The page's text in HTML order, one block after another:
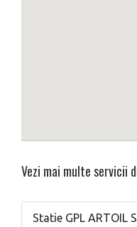
Vezi mai multe servicii
Statie GPL ARTOIL